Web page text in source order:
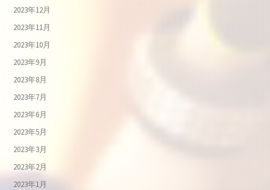
2023年12月
2023年11月
2023年10月
2023年9月
2023年8月
2023年7月
2023年6月
2023年5月
2023年3月
2023年2月
2023年1月